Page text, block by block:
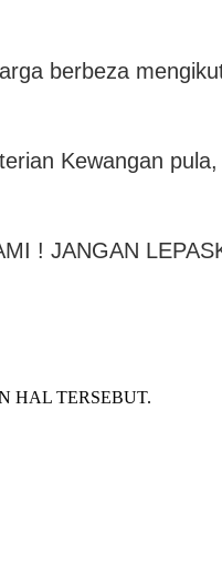
berbeza
Kewangan
! JANGAN
HAL TERSEBUT.